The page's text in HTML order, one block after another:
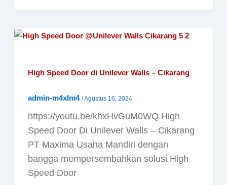
High Speed Door di Unilever Walls – Cikarang
admin-m4xIm4 /Agustus 16, 2024
https://youtu.be/khxHvGuM0WQ High
Speed Door Di Unilever Walls – Cikarang
PT Maxima Usaha Mandiri dengan
bangga mempersembahkan solusi High
Speed Door